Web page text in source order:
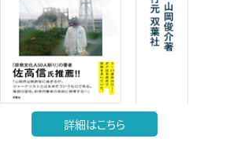
詳細はこちら